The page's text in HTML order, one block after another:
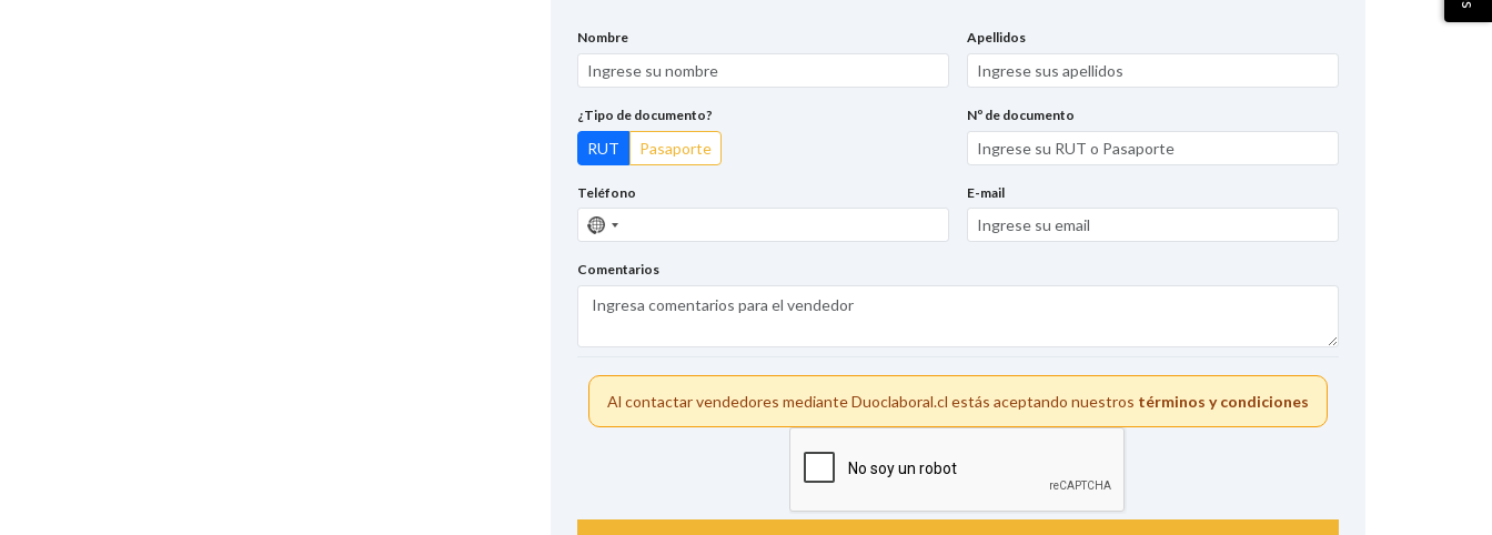
Nombre Apellidos
¿Tipo de documento?
RUT Pasaporte
Nº de documento
Teléfono
Sin
país
seleccionado
E-mail
Comentarios
Al contactar vendedores mediante Duoclaboral.cl estás aceptando nuestros términos y condiciones